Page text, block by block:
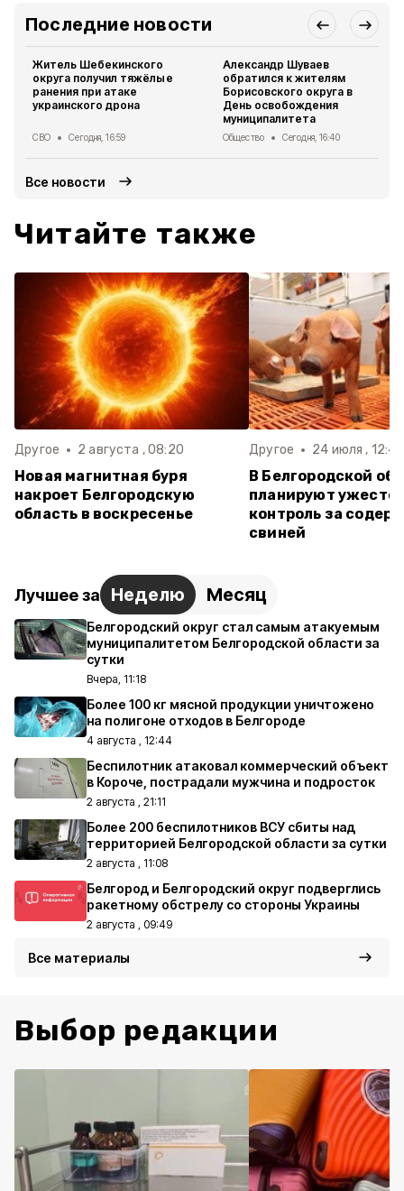
Последние новости
Житель Шебекинского
округа получил тяжёлые
ранения при атаке
украинского дрона
СВО Сегодня, 16:59
Александр Шуваев
обратился к жителям
Борисовского округа в
День освобождения
муниципалитета
Общество Сегодня, 16:40
Все новости
Читайте также
Другое 2 августа , 08:20
Новая магнитная буря
накроет Белгородскую
область в воскресенье
Другое 24 июля , 12:41
В Белгородской
планируют
контроль за
свиней
Лучшее за Неделю Месяц
Белгородский округ стал самым атакуемым
муниципалитетом Белгородской области за
сутки
Вчера, 11:18
Более 100 кг мясной продукции уничтожено
на полигоне отходов в Белгороде
4 августа , 12:44
Беспилотник атаковал коммерческий объект
в Короче, пострадали мужчина и подросток
2 августа , 21:11
Более 200 беспилотников ВСУ сбиты над
территорией Белгородской области за сутки
2 августа , 11:08
Белгород и Белгородский округ подверглись
ракетному обстрелу со стороны Украины
2 августа , 09:49
Все материалы
Выбор редакции